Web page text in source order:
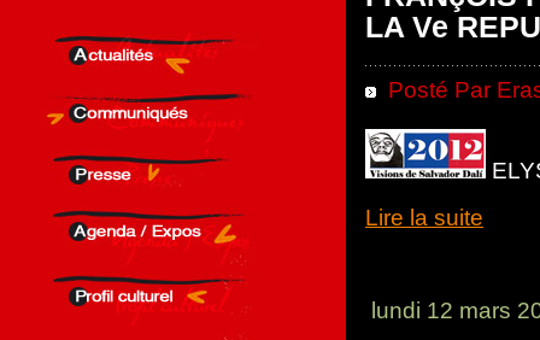
LA Ve
Posté Par
Lire la suite
lundi 12 mars